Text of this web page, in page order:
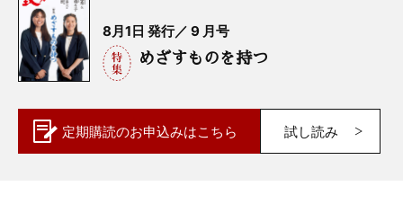
8月1日 発行／ 9 月号
めざすものを持つ
定期購読のお申込みはこちら 試し読み